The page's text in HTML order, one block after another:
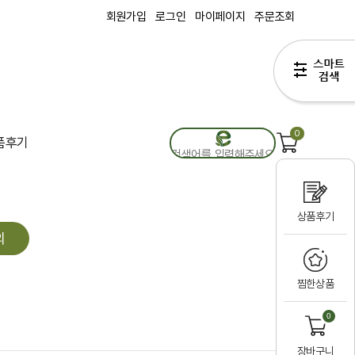
상품후기
찜한상품
0
장바구니
회원가입 로그인 마이페이지 주문조회
후기
0